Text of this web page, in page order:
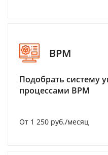
BPM
Подобрать систему
процессами BPM
От 1 250 руб./месяц